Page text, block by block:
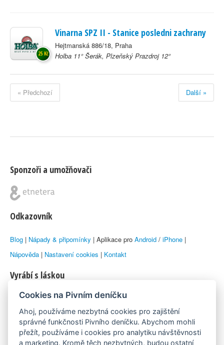
Vinarna SPZ II - Stanice posledni zachrany
Hejtmanská 886/18, Praha
Holba 11° Šerák, Plzeňský Prazdroj 12°
25 Kč
« Předchozí Další »
Sponzoři a umožňovači
Odkazovník
Blog | Nápady & připomínky | Aplikace pro Android / iPhone |
Nápověda | Nastavení cookies | Kontakt
Vyrábí s láskou
© 2010–2026 byLukáš Zemanaka Emka
Máme rádi
Cookies na Pivním deníčku
Ahoj, používáme nezbytná cookies pro zajištění
správné funkčnosti Pivního deníčku. Abychom mohli
přežít, používáme i cookies pro analytiku návštěvnosti
a marketing. Kromě těch nezbytných, budou ostatní